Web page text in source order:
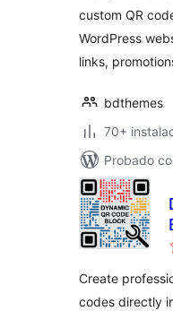
custom QR
WordPress
links,
bdthemes
70+
Probado
Create
codes directly